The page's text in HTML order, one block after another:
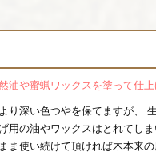
油や蜜蝋ワックスを塗って仕上
り深い色つやを保てますが、
用の油やワックスはとれてし
ま使い続けて頂ければ木本来